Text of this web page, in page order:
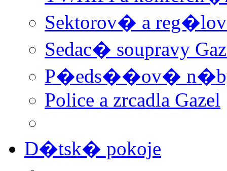
Sektorov� a
Sedac� soupravy
P�eds��ov�
Police a zrcadla Gazel
D�tsk� pokoje